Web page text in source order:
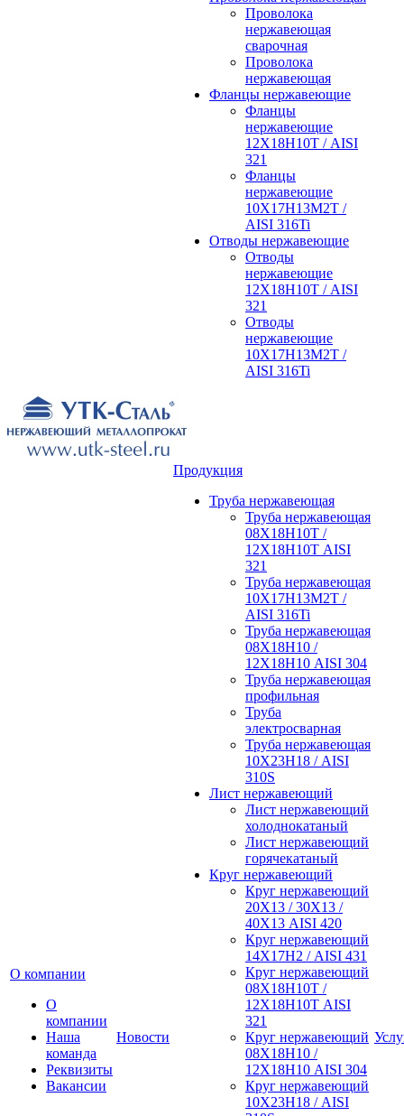
Проволока
нержавеющая
сварочная
Проволока
нержавеющая
Фланцы нержавеющие
Фланцы
нержавеющие
12Х18Н10Т / AISI
321
Фланцы
нержавеющие
10Х17Н13М2Т /
AISI 316Ti
Отводы нержавеющие
Отводы
нержавеющие
12Х18Н10Т / AISI
321
Отводы
нержавеющие
10Х17Н13М2Т /
AISI 316Ti
О компании
О
компании
Наша
команда
Реквизиты
Вакансии
Новости
Продукция
Труба нержавеющая
Труба нержавеющая
08Х18Н10Т /
12Х18Н10Т AISI
321
Труба нержавеющая
10Х17Н13М2Т /
AISI 316Ti
Труба нержавеющая
08Х18Н10 /
12Х18Н10 AISI 304
Труба нержавеющая
профильная
Труба
электросварная
Труба нержавеющая
10Х23Н18 / AISI
310S
Лист нержавеющий
Лист нержавеющий
холоднокатаный
Лист нержавеющий
горячекатаный
Круг нержавеющий
Круг нержавеющий
20Х13 / 30Х13 /
40Х13 AISI 420
Круг нержавеющий
14Х17Н2 / AISI 431
Круг нержавеющий
08Х18Н10Т /
12Х18Н10Т AISI
321
Круг нержавеющий
08Х18Н10 /
12Х18Н10 AISI 304
Круг нержавеющий
10Х23Н18 / AISI